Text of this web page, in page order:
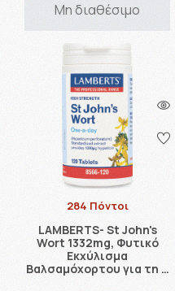
Μη διαθέσιμο
284 Πόντοι
LAMBERTS- St John's
Wort 1332mg, Φυτικό
Eκχύλισμα
Βαλσαμόχορτου για τη …